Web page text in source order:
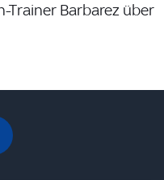
Trainer Barbarez über